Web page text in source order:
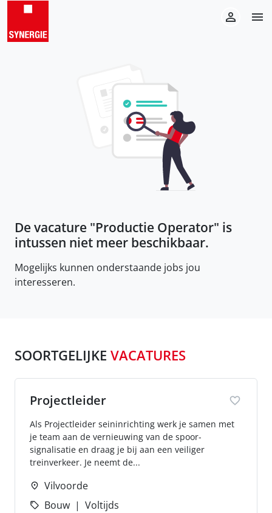
De vacature "Productie Operator" is
intussen niet meer beschikbaar.
Mogelijks kunnen onderstaande jobs jou
interesseren.
SOORTGELIJKE VACATURES
Projectleider
Als Projectleider seininrichting werk je samen met
je team aan de vernieuwing van de spoor­
signalisatie en draag je bij aan een veiliger
treinverkeer. Je neemt de...
Vilvoorde
Bouw
Voltijds